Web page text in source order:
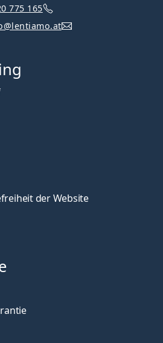
775 165
der Website